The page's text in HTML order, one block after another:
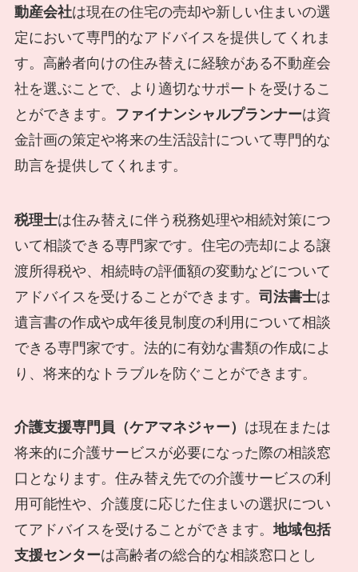
動産会社は現在の住宅の売却や新しい住まいの選
定において専門的なアドバイスを提供してくれま
す。高齢者向けの住み替えに経験がある不動産会
社を選ぶことで、より適切なサポートを受けるこ
とができます。
ファイナンシャルプランナーは資
金計画の策定や将来の生活設計について専門的な
助言を提供してくれます。
税理士は住み替えに伴う税務処理や相続対策につ
いて相談できる専門家です。住宅の売却による譲
渡所得税や、相続時の評価額の変動などについて
アドバイスを受けることができます。 司法書士は
遺言書の作成や成年後見制度の利用について相談
できる専門家です。法的に有効な書類の作成によ
り、将来的なトラブルを防ぐことができます。
介護支援専門員（ケアマネジャー） は現在または
将来的に介護サービスが必要になった際の相談窓
口となります。住み替え先での介護サービスの利
用可能性や、介護度に応じた住まいの選択につい
てアドバイスを受けることができます。地域包括
支援センターは高齢者の総合的な相談窓口とし